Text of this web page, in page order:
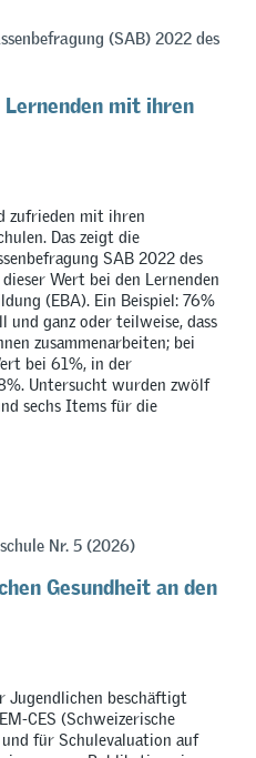
(SAB) 2022 des
mit ihren
zufrieden mit ihren
Das zeigt die
SAB 2022 des
Wert bei den Lernenden
(EBA). Ein Beispiel: 76%
und ganz oder teilweise, dass
zusammenarbeiten; bei
bei 61%, in der
Untersucht wurden zwölf
sechs Items für die
Nr. 5 (2026)
Gesundheit an den
Jugendlichen beschäftigt
CES (Schweizerische
für Schulevaluation auf